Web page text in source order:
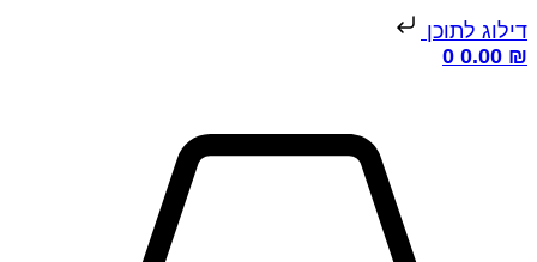
דילוג לתוכן
0.00 ₪
0